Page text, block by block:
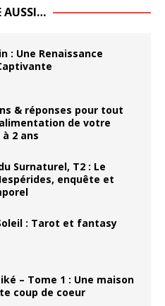
AUSSI…
: Une Renaissance
& réponses pour tout
de votre
2 ans
Surnaturel, T2 : Le
enquête et
: Tarot et fantasy
– Tome 1 : Une maison
coup de coeur